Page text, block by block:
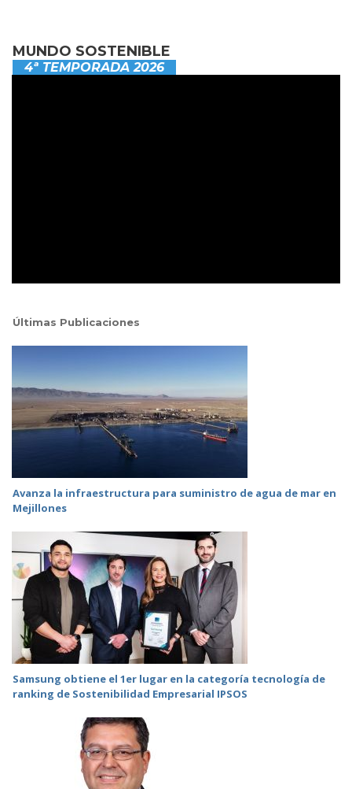
MUNDO SOSTENIBLE
4ª TEMPORADA 2026
Últimas Publicaciones
Avanza la infraestructura para suministro de agua de mar en
Mejillones
Samsung obtiene el 1er lugar en la categoría tecnología de
ranking de Sostenibilidad Empresarial IPSOS